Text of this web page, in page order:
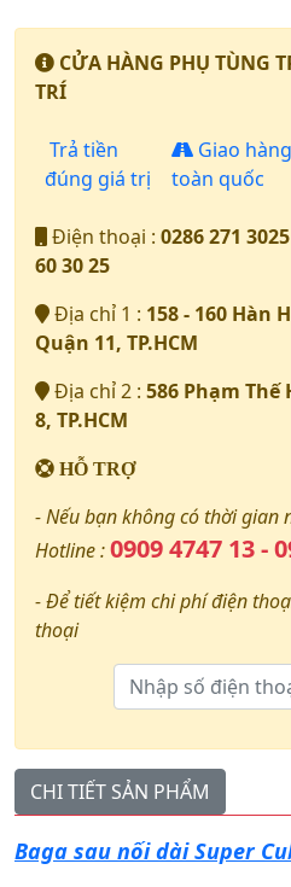
CỬA HÀNG PHỤ TÙNG
TRÍ
Trả tiền
đúng giá trị
Giao hàng
toàn quốc
Điện thoại : 0286 271
60 30 25
Địa chỉ 1 : 158 - 160 Hàn
Quận 11, TP.HCM
Địa chỉ 2 : 586 Phạm
8, TP.HCM
HỖ TRỢ
- Nếu bạn không có thời gian
Hotline :0909 4747 13 -
- Để tiết kiệm chi phí điện
thoại
CHI TIẾT SẢN PHẨM
Baga sau nối dài Super